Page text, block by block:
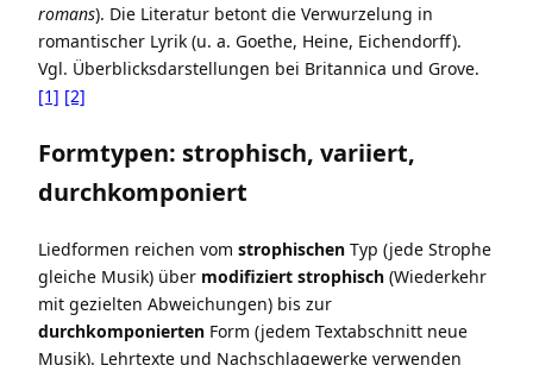
romans). Die Literatur betont die Verwurzelung in
romantischer Lyrik (u. a. Goethe, Heine, Eichendorff).
Vgl. Überblicksdarstellungen bei Britannica und Grove.
[1] [2]
Formtypen: strophisch, variiert,
durchkomponiert
Liedformen reichen vom strophischen Typ (jede Strophe
gleiche Musik) über modifiziert strophisch (Wiederkehr
mit gezielten Abweichungen) bis zur
durchkomponierten Form (jedem Textabschnitt neue
Musik). Lehrtexte und Nachschlagewerke verwenden